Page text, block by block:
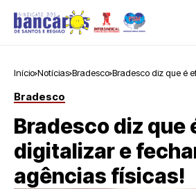
Início Notícias Bradesco Bradesco diz que é
Bradesco
Bradesco diz que
digitalizar e
agências físicas!